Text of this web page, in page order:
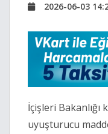
2026-06-03
İçişleri
uyuşturucu